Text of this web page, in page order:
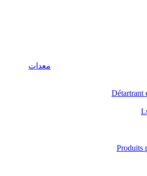
معدات
Détartrant
Produits